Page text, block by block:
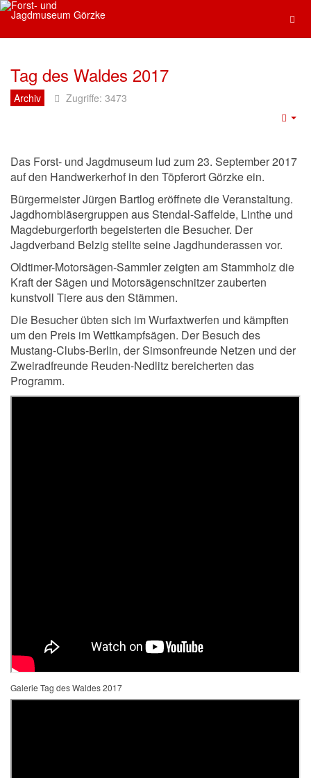
Tag des Waldes 2017
Archiv Zugriffe: 3473
Das Forst- und Jagdmuseum lud zum 23. September 2017
auf den Handwerkerhof in den Töpferort Görzke ein.
Bürgermeister Jürgen Bartlog eröffnete die Veranstaltung.
Jagdhornbläsergruppen aus Stendal-Saffelde, Linthe und
Magdeburgerforth begeisterten die Besucher. Der
Jagdverband Belzig stellte seine Jagdhunderassen vor.
Oldtimer-Motorsägen-Sammler zeigten am Stammholz die
Kraft der Sägen und Motorsägenschnitzer zauberten
kunstvoll Tiere aus den Stämmen.
Die Besucher übten sich im Wurfaxtwerfen und kämpften
um den Preis im Wettkampfsägen. Der Besuch des
Mustang-Clubs-Berlin, der Simsonfreunde Netzen und der
Zweiradfreunde Reuden-Nedlitz bereicherten das
Programm.
Galerie Tag des Waldes 2017